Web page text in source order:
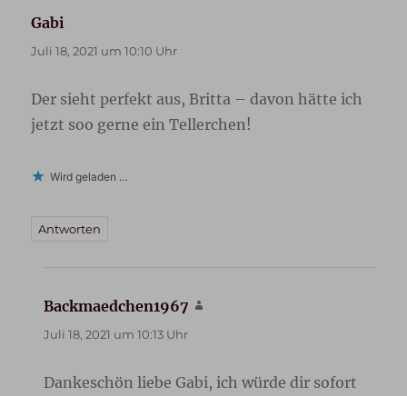
Gabi
Juli 18, 2021 um 10:10 Uhr
Der sieht perfekt aus, Britta – davon hätte ich
jetzt soo gerne ein Tellerchen!
Wird geladen …
Antworten
Backmaedchen1967
Juli 18, 2021 um 10:13 Uhr
Dankeschön liebe Gabi, ich würde dir sofort